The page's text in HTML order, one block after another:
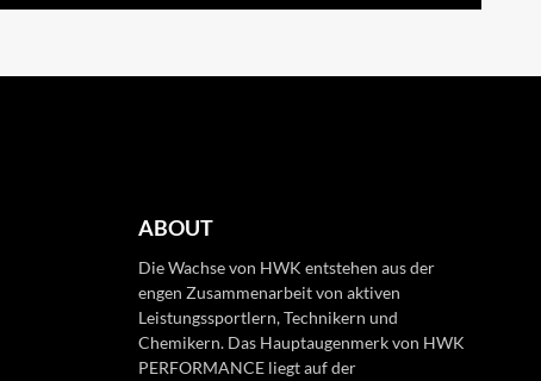
ABOUT
Die Wachse von HWK entstehen aus der
engen Zusammenarbeit von aktiven
Leistungssportlern, Technikern und
Chemikern. Das Hauptaugenmerk von HWK
PERFORMANCE liegt auf der